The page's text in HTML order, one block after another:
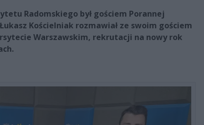
Radomskiego był gościem Porannej
Kościelniak rozmawiał ze swoim gościem
Warszawskim, rekrutacji na nowy rok